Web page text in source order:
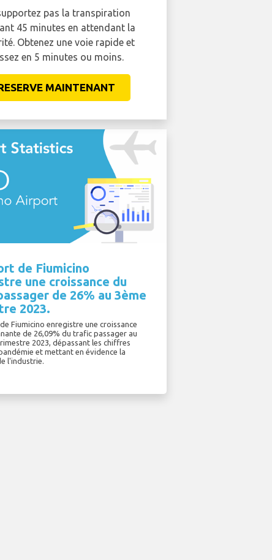
pas la transpiration
45 minutes en attendant la
Obtenez une voie rapide et
en 5 minutes ou moins.
MAINTENANT
de Fiumicino
une croissance du
de 26% au 3ème
2023.
Fiumicino enregistre une croissance
de 26,09% du trafic passager au
2023, dépassant les chiffres
et mettant en évidence la
l'industrie.